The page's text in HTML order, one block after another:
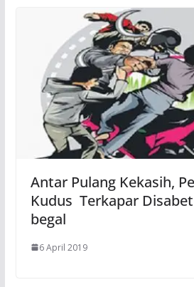
Antar Pulang Kekasih,
Kudus Terkapar
begal
6 April 2019